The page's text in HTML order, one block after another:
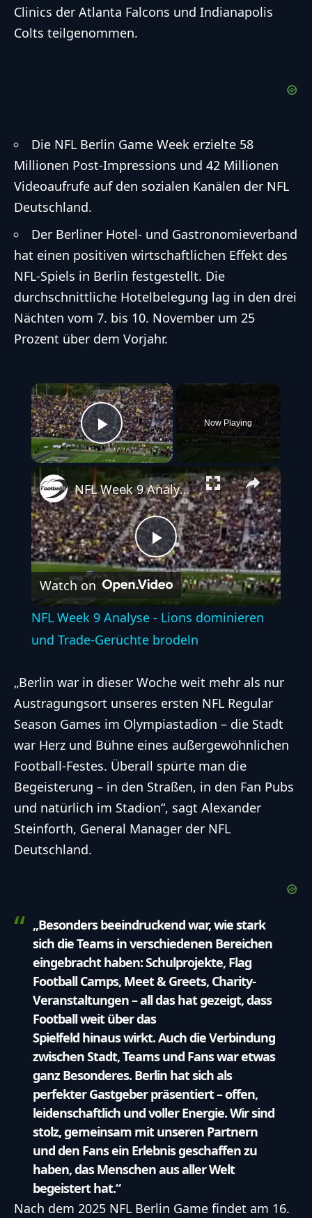
Clinics der Atlanta Falcons und Indianapolis
Colts teilgenommen.
Die NFL Berlin Game Week erzielte 58
Millionen Post-Impressions und 42 Millionen
Videoaufrufe auf den sozialen Kanälen der NFL
Deutschland.
Der Berliner Hotel- und Gastronomieverband
hat einen positiven wirtschaftlichen Effekt des
NFL-Spiels in Berlin festgestellt. Die
durchschnittliche Hotelbelegung lag in den drei
Nächten vom 7. bis 10. November um 25
Prozent über dem Vorjahr.
×
Play Video
Now Playing
Play
Video
NFL Week 9 Analyse - Lions dominieren und Trade-Gerüchte brodeln
Watch on
NFL Week 9 Analyse - Lions dominieren
und Trade-Gerüchte brodeln
„Berlin war in dieser Woche weit mehr als nur
Austragungsort unseres ersten NFL Regular
Season Games im Olympiastadion – die Stadt
war Herz und Bühne eines außergewöhnlichen
Football-Festes. Überall spürte man die
Begeisterung – in den Straßen, in den Fan Pubs
und natürlich im Stadion“, sagt Alexander
Steinforth, General Manager der NFL
Deutschland.
„Besonders beeindruckend war, wie stark
sich die Teams in verschiedenen Bereichen
eingebracht haben: Schulprojekte, Flag
Football Camps, Meet & Greets, Charity-
Veranstaltungen – all das hat gezeigt, dass
Football weit über das
Spielfeld hinaus wirkt. Auch die Verbindung
zwischen Stadt, Teams und Fans war etwas
ganz Besonderes. Berlin hat sich als
perfekter Gastgeber präsentiert – offen,
leidenschaftlich und voller Energie. Wir sind
stolz, gemeinsam mit unseren Partnern
und den Fans ein Erlebnis geschaffen zu
haben, das Menschen aus aller Welt
begeistert hat.“
Nach dem 2025 NFL Berlin Game findet am 16.